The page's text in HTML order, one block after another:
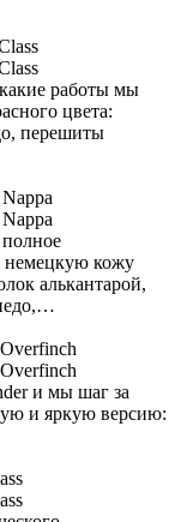
работы мы
цвета:
перешиты
немецкую кожу
алькантарой,
и мы шаг за
и яркую версию: